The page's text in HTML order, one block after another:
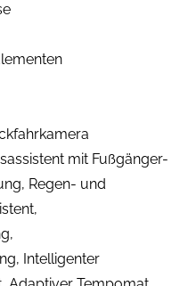
mit Fußgänger-
Regen- und
Intelligenter